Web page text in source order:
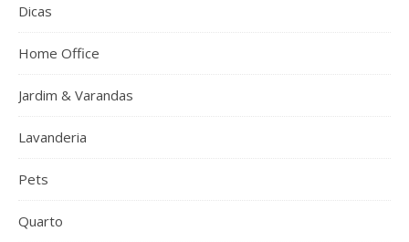
Dicas
Home Office
Jardim & Varandas
Lavanderia
Pets
Quarto